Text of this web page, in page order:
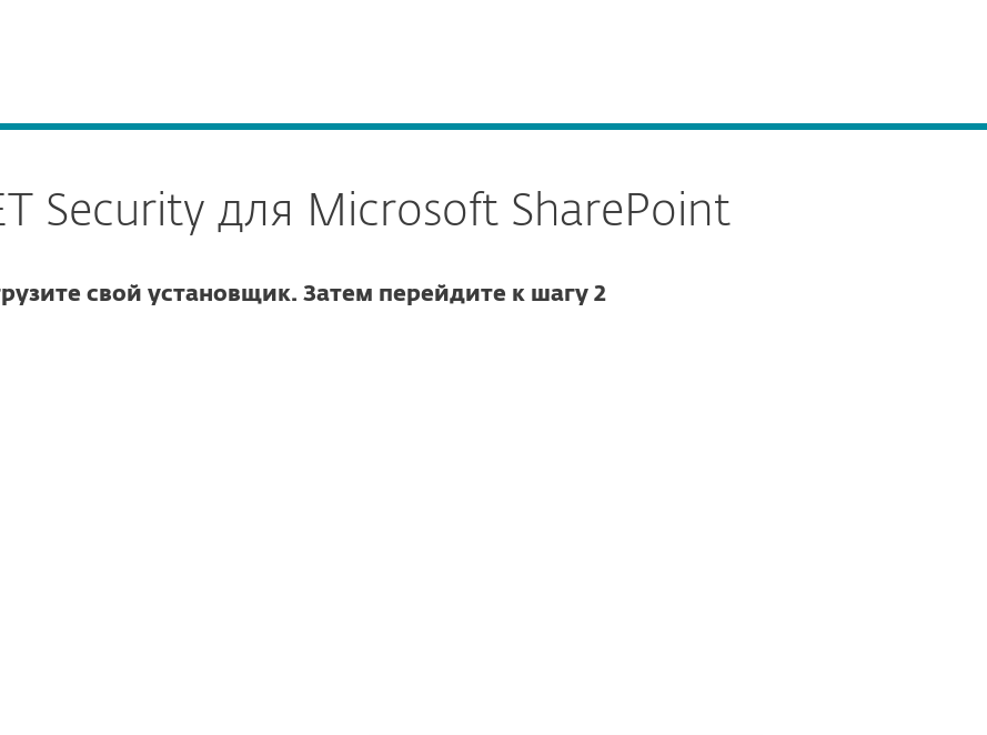
Security для Microsoft SharePoint
свой установщик. Затем перейдите к шагу 2